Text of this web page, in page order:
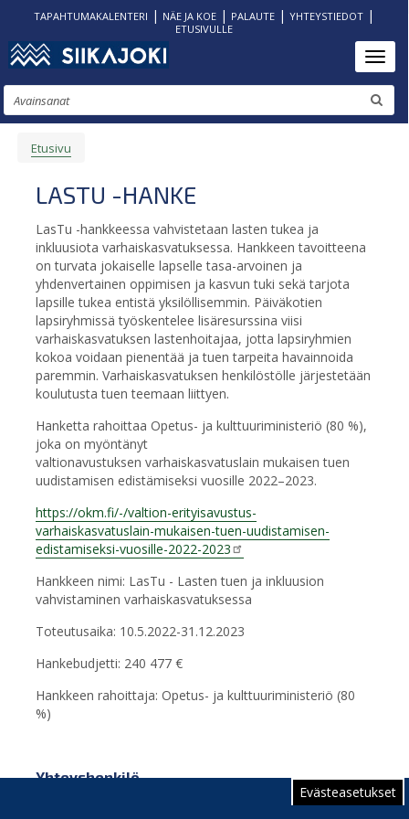
Evästeasetukset
Hyppää
pääsisältöön
TAPAHTUMAKALENTERI | NÄE JA KOE| PALAUTE| YHTEYSTIEDOT|
ETUSIVULLE
Etsi
MURUPOLKU
Etusivu
LASTU -HANKE
LasTu -hankkeessa vahvistetaan lasten tukea ja
inkluusiota varhaiskasvatuksessa. Hankkeen tavoitteena
on turvata jokaiselle lapselle tasa-arvoinen ja
yhdenvertainen oppimisen ja kasvun tuki sekä tarjota
lapsille tukea entistä yksilöllisemmin. Päiväkotien
lapsiryhmissä työskentelee lisäresurssina viisi
varhaiskasvatuksen lastenhoitajaa, jotta lapsiryhmien
kokoa voidaan pienentää ja tuen tarpeita havainnoida
paremmin. Varhaiskasvatuksen henkilöstölle järjestetään
koulutusta tuen teemaan liittyen.
Hanketta rahoittaa Opetus- ja kulttuuriministeriö (80 %),
joka on myöntänyt
valtionavustuksen varhaiskasvatuslain mukaisen tuen
uudistamisen edistämiseksi vuosille 2022–2023.
https://okm.fi/-/valtion-erityisavustus-
varhaiskasvatuslain-mukaisen-tuen-uudistamisen-
edistamiseksi-vuosille-2022-2023
Hankkeen nimi: LasTu - Lasten tuen ja inkluusion
vahvistaminen varhaiskasvatuksessa
Toteutusaika: 10.5.2022-31.12.2023
Hankebudjetti: 240 477 €
Hankkeen rahoittaja: Opetus- ja kulttuuriministeriö (80
%)
Yhteyshenkilö